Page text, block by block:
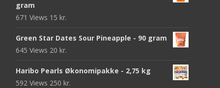
gram
671 Views 15 kr.
Green Star Dates Sour Pineapple - 90 gram
645 Views 20 kr.
Haribo Pearls Økonomipakke - 2,75 kg
592 Views 250 kr.